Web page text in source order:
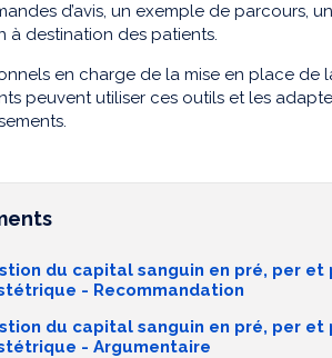
d’avis, un exemple de parcours,
à destination des patients.
en charge de la mise en place de
peuvent utiliser ces outils et les
du capital sanguin en pré, per
- Recommandation
du capital sanguin en pré, per
- Argumentaire